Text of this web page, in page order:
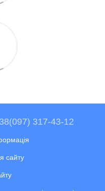
317-43-12
сайту